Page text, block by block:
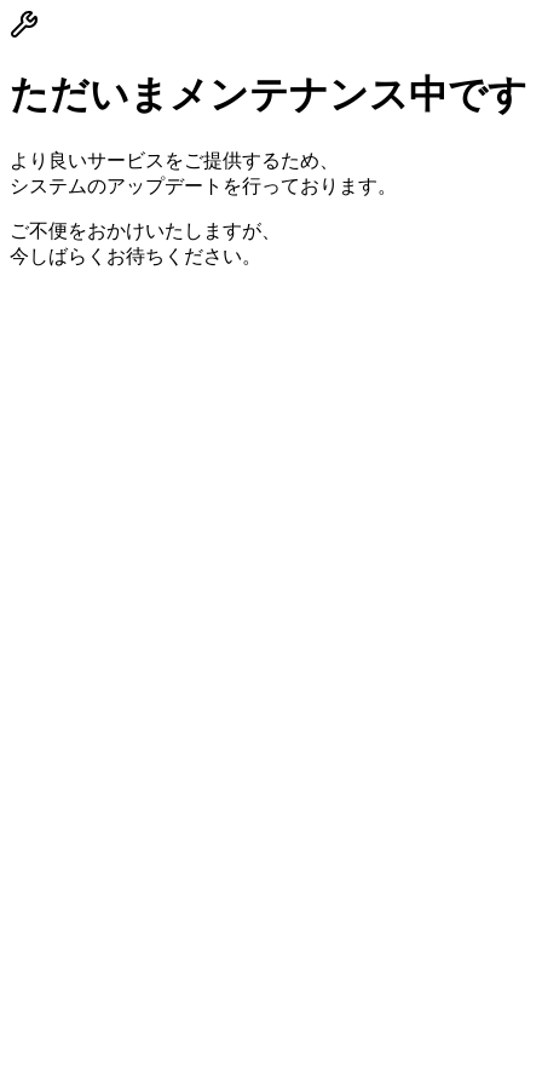
ただいまメンテナンス中です
より良いサービスをご提供するため、
システムのアップデートを行っております。
ご不便をおかけいたしますが、
今しばらくお待ちください。